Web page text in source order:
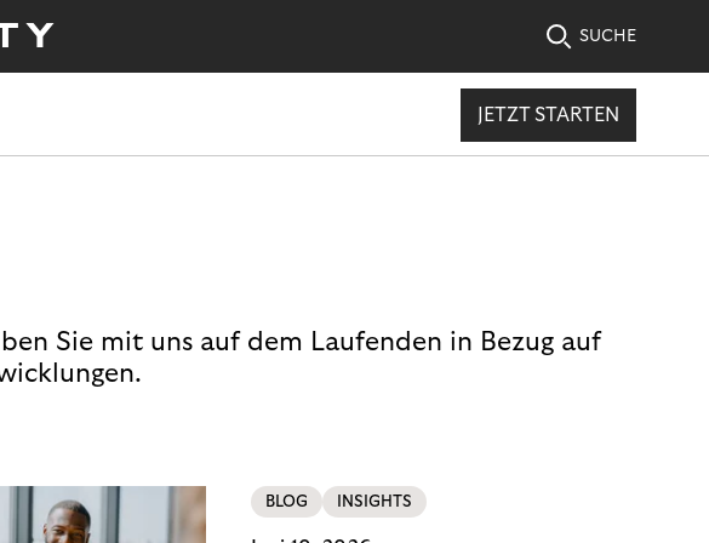
SUCHE
JETZT STARTEN
Sie mit uns auf dem Laufenden in Bezug auf
BLOG INSIGHTS